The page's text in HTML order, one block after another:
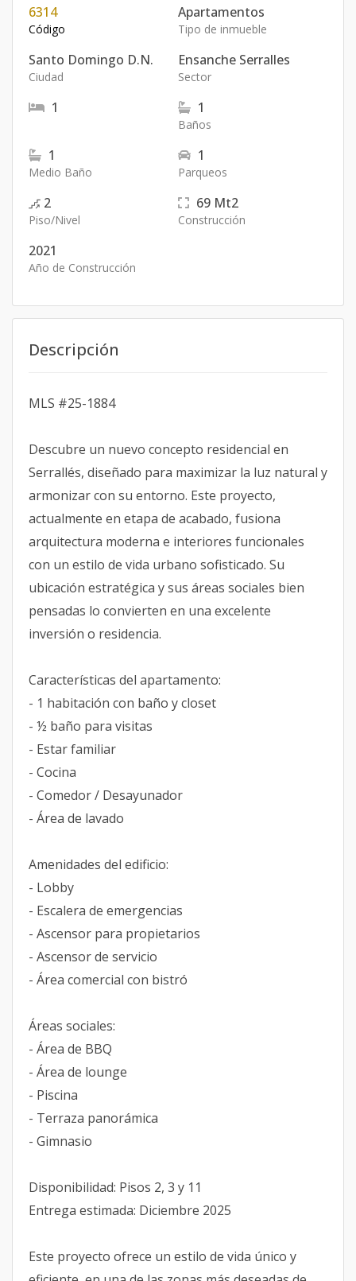
6314
Código
Apartamentos
Tipo de inmueble
Santo Domingo D.N.
Ciudad
Ensanche Serralles
Sector
1 1
Baños
1
Medio Baño
1
Parqueos
2
Piso/Nivel
69 Mt2
Construcción
2021
Año de Construcción
Descripción
MLS #25-1884
Descubre un nuevo concepto residencial en
Serrallés, diseñado para maximizar la luz natural y
armonizar con su entorno. Este proyecto,
actualmente en etapa de acabado, fusiona
arquitectura moderna e interiores funcionales
con un estilo de vida urbano sofisticado. Su
ubicación estratégica y sus áreas sociales bien
pensadas lo convierten en una excelente
inversión o residencia.
Características del apartamento:
- 1 habitación con baño y closet
- ½ baño para visitas
- Estar familiar
- Cocina
- Comedor / Desayunador
- Área de lavado
Amenidades del edificio:
- Lobby
- Escalera de emergencias
- Ascensor para propietarios
- Ascensor de servicio
- Área comercial con bistró
Áreas sociales:
- Área de BBQ
- Área de lounge
- Piscina
- Terraza panorámica
- Gimnasio
Disponibilidad: Pisos 2, 3 y 11
Entrega estimada: Diciembre 2025
Este proyecto ofrece un estilo de vida único y